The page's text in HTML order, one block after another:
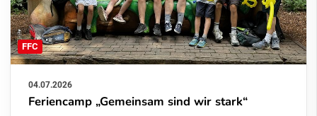
FFC
04.07.2026
Feriencamp „Gemeinsam sind wir stark“